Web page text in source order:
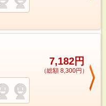
7,182円
（総額 8,300円）